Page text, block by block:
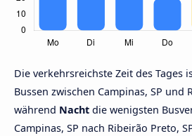
Die verkehrsreichste Zeit des Tages
Bussen zwischen Campinas, SP und
während Nacht die wenigsten
Campinas, SP nach Ribeirão Preto,